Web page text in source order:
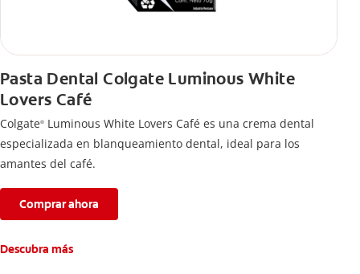
Pasta Dental Colgate Luminous White
Lovers Café
Colgate® Luminous White Lovers Café es una crema dental
especializada en blanqueamiento dental, ideal para los
amantes del café.
Comprar ahora
Descubra más